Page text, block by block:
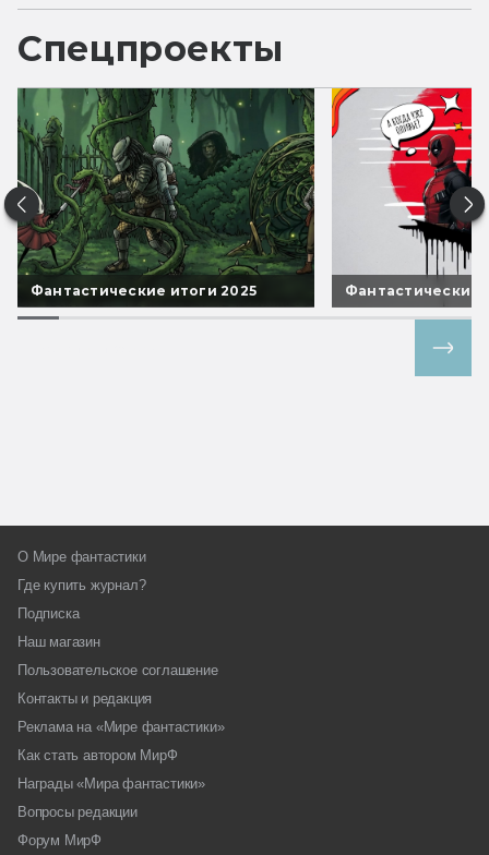
Спецпроекты
Фантастические итоги 2025 Фантастические
О Мире фантастики
Где купить журнал?
Подписка
Наш магазин
Пользовательское соглашение
Контакты и редакция
Реклама на «Мире фантастики»
Как стать автором МирФ
Награды «Мира фантастики»
Вопросы редакции
Форум МирФ